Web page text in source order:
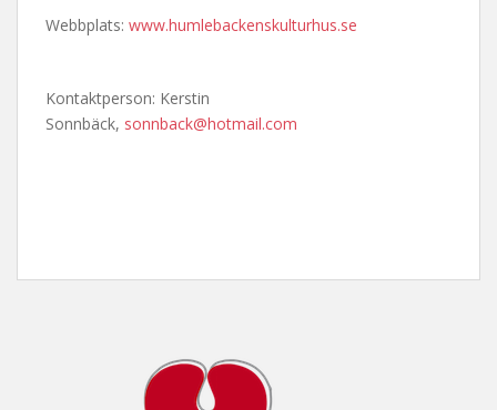
Webbplats: www.humlebackenskulturhus.se
Kontaktperson: Kerstin
Sonnbäck, sonnback@hotmail.com